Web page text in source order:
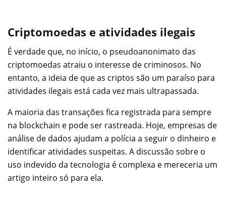
Criptomoedas e atividades ilegais
É verdade que, no início, o pseudoanonimato das
criptomoedas atraiu o interesse de criminosos. No
entanto, a ideia de que as criptos são um paraíso para
atividades ilegais está cada vez mais ultrapassada.
A maioria das transações fica registrada para sempre
na blockchain e pode ser rastreada. Hoje, empresas de
análise de dados ajudam a polícia a seguir o dinheiro e
identificar atividades suspeitas. A discussão sobre o
uso indevido da tecnologia é complexa e mereceria um
artigo inteiro só para ela.